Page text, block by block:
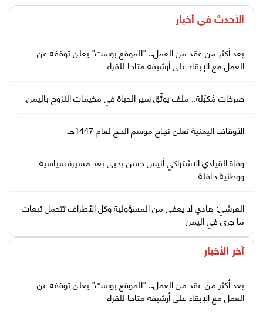
الأحدث في أخبار
بعد أكثر من عقد من العمل.. "الموقع بوست" يعلن توقفه عن
العمل مع الإبقاء على أرشيفه متاحا للقراء
صرخات مُكبّلة.. ملف يوثّق سير الحياة في مخيمات النزوح باليمن
الأوقاف اليمنية تعلن نجاح موسم الحج لعام 1447هـ
وفاة القيادي الاشتراكي أنيس حسن يحيى بعد مسيرة سياسية
ووطنية حافلة
العرشي: هادي لا يعفى من المسؤولية وكل الأطراف تتحمل تبعات
ما جرى في اليمن
آخر الأخبار
بعد أكثر من عقد من العمل.. "الموقع بوست" يعلن توقفه عن
العمل مع الإبقاء على أرشيفه متاحا للقراء